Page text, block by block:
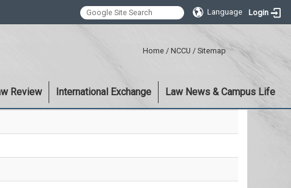
Language Login
Home / NCCU / Sitemap
Review International Exchange Law News & Campus Life